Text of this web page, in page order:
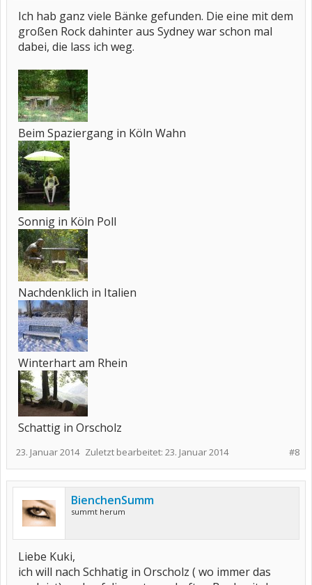
Ich hab ganz viele Bänke gefunden. Die eine mit dem
großen Rock dahinter aus Sydney war schon mal
dabei, die lass ich weg.
Beim Spaziergang in Köln Wahn
Sonnig in Köln Poll
Nachdenklich in Italien
Winterhart am Rhein
Schattig in Orscholz
#8
23. Januar 2014 Zuletzt bearbeitet: 23. Januar 2014
BienchenSumm
summt herum
Liebe Kuki,
ich will nach Schhatig in Orscholz ( wo immer das